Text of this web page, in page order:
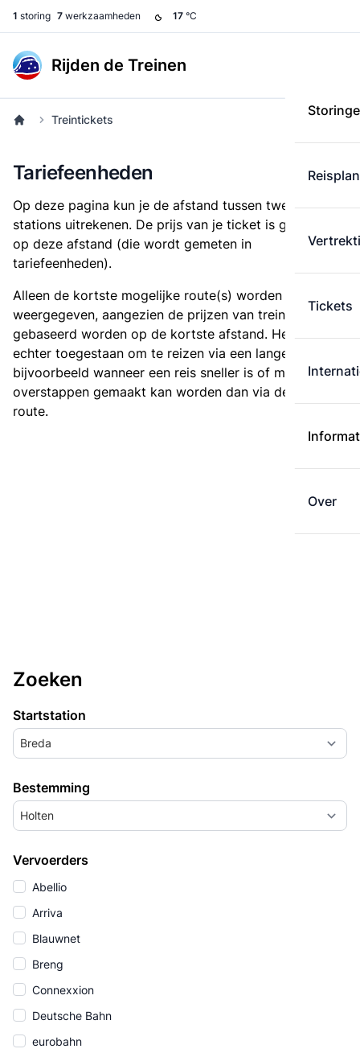
1 storing 7 werkzaamheden 17 °C
Rijden de Treinen
Tickets
Over
Treintickets
Tariefeenheden
Op deze pagina kun je de afstand tussen twee
stations uitrekenen. De prijs van je ticket is gebaseerd
op deze afstand (die wordt gemeten in
tariefeenheden).
Alleen de kortste mogelijke route(s) worden
weergegeven, aangezien de prijzen van treintickets
gebaseerd worden op de kortste afstand. Het is
echter toegestaan om te reizen via een langere route,
bijvoorbeeld wanneer een reis sneller is of met minder
overstappen gemaakt kan worden dan via de kortste
route.
Zoeken
Startstation
Breda
Bestemming
Holten
Vervoerders
Abellio
Arriva
Blauwnet
Breng
Connexxion
Deutsche Bahn
eurobahn